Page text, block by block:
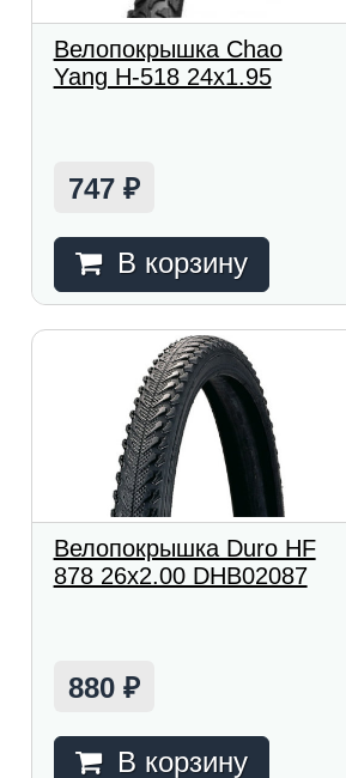
Велопокрышка Chao
Yang H-518 24x1.95
747 ₽
В корзину
Велопокрышка Duro HF
878 26x2.00 DHB02087
880 ₽
В корзину